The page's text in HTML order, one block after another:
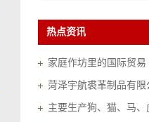
热点资讯
家庭作坊里的国际贸易
菏泽宇航裘革制品有